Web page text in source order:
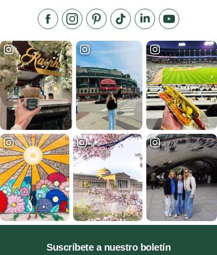
Síganos en Facebook
Síganos en Instagram
Visite nuestro Pinterest
Síganos en TikTok
Síganos en LinkedIn
Suscríbase a
Suscríbete a nuestro boletín